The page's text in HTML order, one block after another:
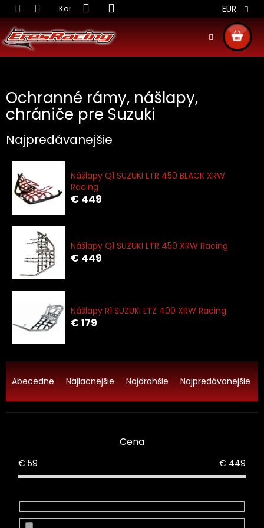
Prejsť
na
obsah
Kontakt Obchodné podmienky Doprava
EUR
KOŠÍK
Ochranné rámy, nášlapy,
chrániče pre Suzuki
Najpredávanejšie
Nášlapy Q1 SUZUKI LTR 450 BLACK XRW
Racing
€ 449
Nášlapy Q1 SUZUKI LTR 450 XRW Racing
€ 449
Nášlapy R1 SUZUKI LTZ 400 XRW Racing
€ 179
R
a
d
e
Abecedne Najlacnejšie Najdrahšie Najpredávanejšie
Cena
€ 59 € 449